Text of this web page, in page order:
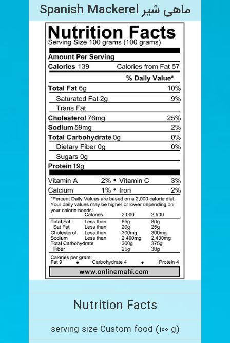
ماهی شیر Spanish Mackerel
Nutrition Facts
serving size Custom food (100 g)